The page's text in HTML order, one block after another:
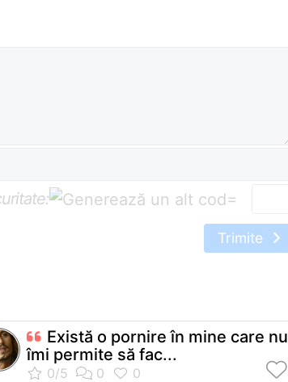
=
Trimite
Există o pornire în mine care nu
îmi permite să fac...